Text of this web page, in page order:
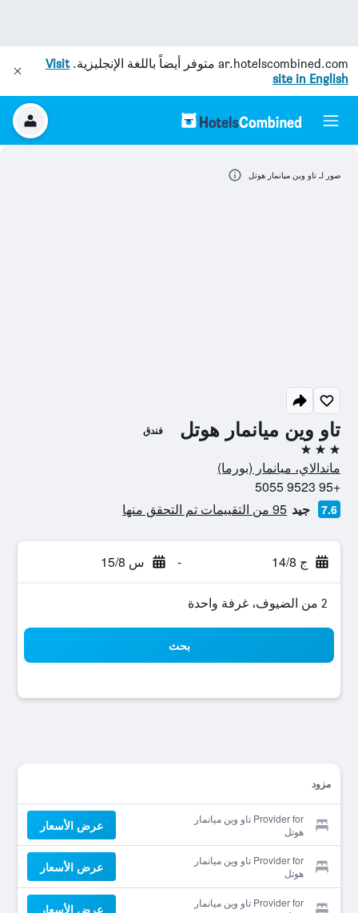
ar.hotelscombined.com متوفر أيضاً باللغة الإنجليزية.Visit
site in English
تاو وين ميانمار هوتل فندق
3 نجوم
ماندالاي، ميانمار (بورما)
+95 9523 5055
7.6 جيد 95 من التقييمات تم التحقق منها
ج 14/8 - س 15/8
2 من الضيوف، غرفة واحدة
بحث
مزود
Provider for تاو وين ميانمار
هوتل
عرض الأسعار
Provider for تاو وين ميانمار
هوتل
عرض الأسعار
Provider for تاو وين ميانمار
عرض الأسعار
صور لـ تاو وين ميانمار هوتل